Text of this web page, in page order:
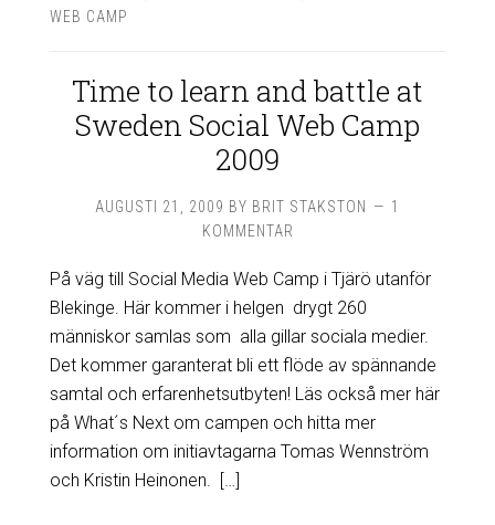
WEB CAMP
Time to learn and battle at
Sweden Social Web Camp
2009
AUGUSTI 21, 2009 BY BRIT STAKSTON
1
KOMMENTAR
På väg till Social Media Web Camp i Tjärö utanför
Blekinge. Här kommer i helgen drygt 260
människor samlas som alla gillar sociala medier.
Det kommer garanterat bli ett flöde av spännande
samtal och erfarenhetsutbyten! Läs också mer här
på What´s Next om campen och hitta mer
information om initiavtagarna Tomas Wennström
och Kristin Heinonen. […]